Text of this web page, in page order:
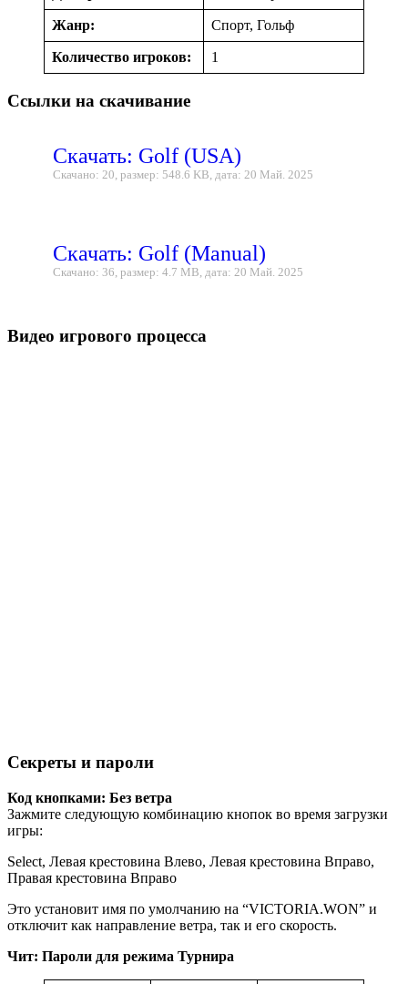
Жанр: Спорт, Гольф
Количество игроков: 1
Ссылки на скачивание
Скачать: Golf (USA)
Скачано: 20, размер: 548.6 KB, дата: 20 Май. 2025
Скачать: Golf (Manual)
Скачано: 36, размер: 4.7 MB, дата: 20 Май. 2025
Видео игрового процесса
Секреты и пароли
Код кнопками: Без ветра
Зажмите следующую комбинацию кнопок во время загрузки
игры:
Select, Левая крестовина Влево, Левая крестовина Вправо,
Правая крестовина Вправо
Это установит имя по умолчанию на “VICTORIA.WON” и
отключит как направление ветра, так и его скорость.
Чит: Пароли для режима Турнира